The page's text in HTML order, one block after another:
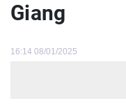
Giang
16:14 08/01/2025